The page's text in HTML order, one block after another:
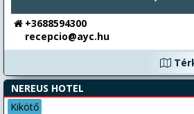
+3688594300
recepcio@ayc.hu
NEREUS HOTEL
Kikötő